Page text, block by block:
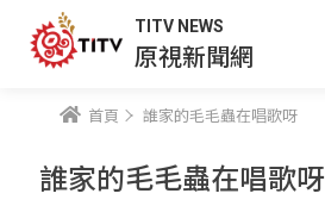
TITV NEWS
原視新聞網
首頁 誰家的毛毛蟲在唱歌呀
誰家的毛毛蟲在唱歌呀